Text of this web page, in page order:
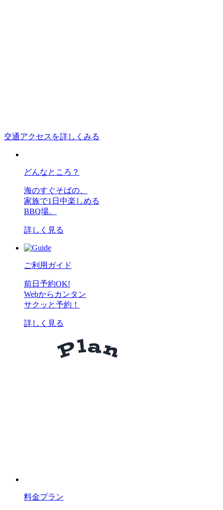
交通アクセスを詳しくみる
どんなところ？
海のすぐそばの、
家族で1日中楽しめる
BBQ場。
詳しく見る
ご利用ガイド
前日予約OK!
Webからカンタン
サクッと予約！
詳しく見る
料金プラン